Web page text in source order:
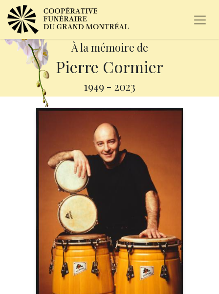
À la mémoire de
Pierre Cormier
1949 - 2023